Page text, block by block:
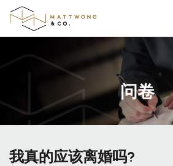
问卷
我真的应该离婚吗?